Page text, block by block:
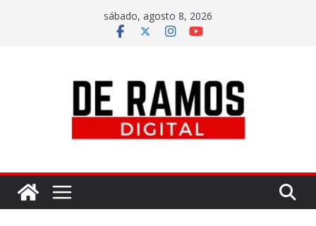
sábado, agosto 8, 2026